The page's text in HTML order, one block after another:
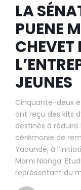
LA
PUENE
CHEVET
JEUNES
Cinquante-deux
ont reçu des kits
destinés à
cérémonie de
Yaoundé, à
Mami Nianga.
représentant du